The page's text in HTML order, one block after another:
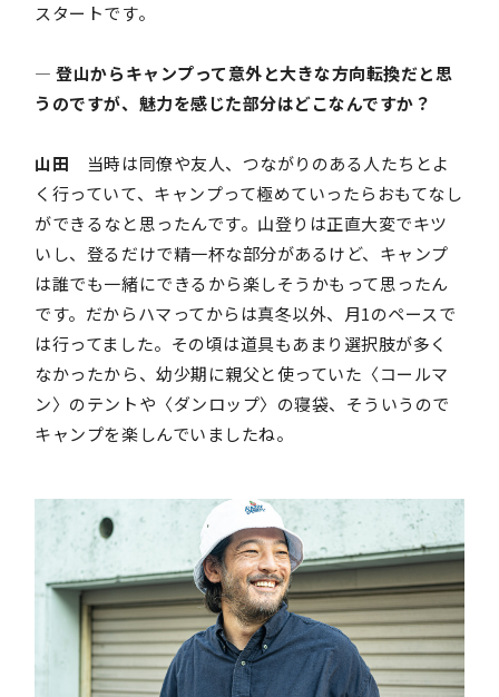
スタートです。
― 登山からキャンプって意外と大きな方向転換だと思
うのですが、魅力を感じた部分はどこなんですか？
山田 当時は同僚や友人、つながりのある人たちとよ
く行っていて、キャンプって極めていったらおもてなし
ができるなと思ったんです。山登りは正直大変でキツ
いし、登るだけで精一杯な部分があるけど、キャンプ
は誰でも一緒にできるから楽しそうかもって思ったん
です。だからハマってからは真冬以外、月1のペースで
は行ってました。その頃は道具もあまり選択肢が多く
なかったから、幼少期に親父と使っていた〈コールマ
ン〉のテントや〈ダンロップ〉の寝袋、そういうので
キャンプを楽しんでいましたね。